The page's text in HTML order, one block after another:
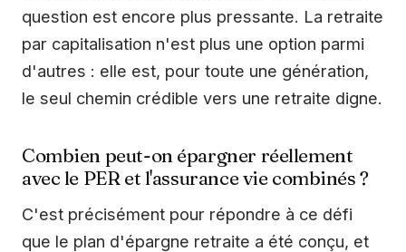
question est encore plus pressante. La retraite
par capitalisation n'est plus une option parmi
d'autres : elle est, pour toute une génération,
le seul chemin crédible vers une retraite digne.
Combien peut-on épargner réellement
avec le PER et l'assurance vie combinés ?
C'est précisément pour répondre à ce défi
que le plan d'épargne retraite a été conçu, et